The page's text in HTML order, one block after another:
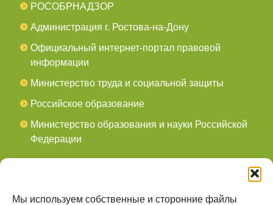
Мы используем собственные и сторонние файлы
РОСОБРНАДЗОР
Администрация г. Ростова-на-Дону
Официальный интернет-портал правовой
информации
Министерство труда и социальной защиты
Российское образование
Министерство образования и науки Российской
Федерации